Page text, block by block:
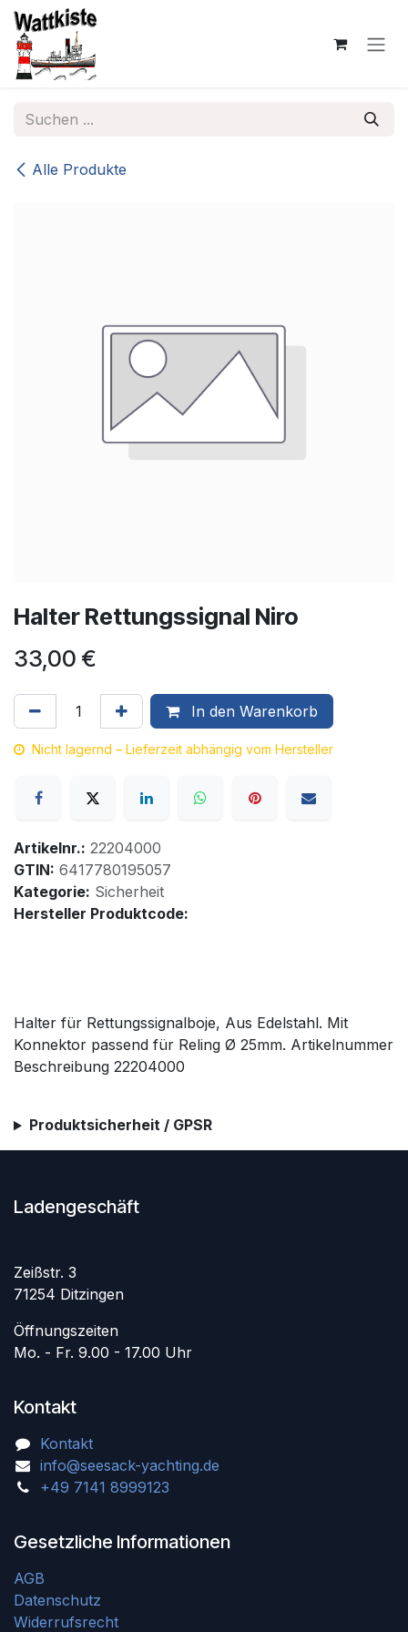
Zum Inhalt springen
Alle Produkte
Halter Rettungssignal Niro
33,00 €
In den Warenkorb
Nicht lagernd – Lieferzeit abhängig vom Hersteller
Artikelnr.: 22204000
GTIN: 6417780195057
Kategorie: Sicherheit
Hersteller Produktcode:
Halter für Rettungssignalboje, Aus Edelstahl. Mit
Konnektor passend für Reling Ø 25mm. Artikelnummer
Beschreibung 22204000
Produktsicherheit / GPSR
Ladengeschäft
Zeißstr. 3
71254 Ditzingen
Öffnungszeiten
Mo. - Fr. 9.00 - 17.00 Uhr
Kontakt
Kontakt
info@seesack-yachting.de
+49 7141 8999123
Gesetzliche Informationen
AGB
Datenschutz
Widerrufsrecht